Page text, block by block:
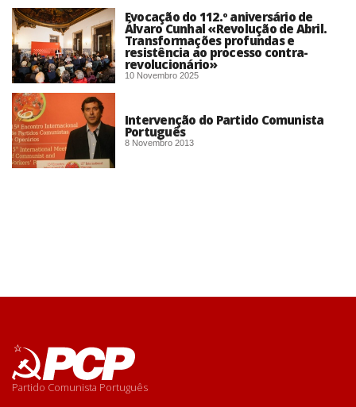
Evocação do 112.º aniversário de
Álvaro Cunhal «Revolução de Abril.
Transformações profundas e
resistência ao processo contra-
revolucionário»
10 Novembro 2025
Intervenção do Partido Comunista
Português
8 Novembro 2013
Partido Comunista Português